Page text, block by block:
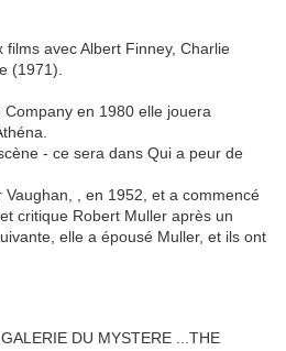
avec Albert Finney, Charlie
(1971).
en 1980 elle jouera
- ce sera dans Qui a peur de
, en 1952, et a commencé
critique Robert Muller après un
elle a épousé Muller, et ils ont
DU MYSTERE ...THE